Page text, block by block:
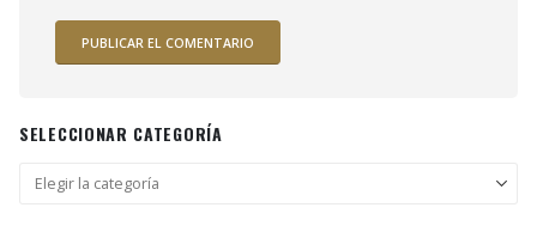
SELECCIONAR CATEGORÍA
Seleccionar
categoría